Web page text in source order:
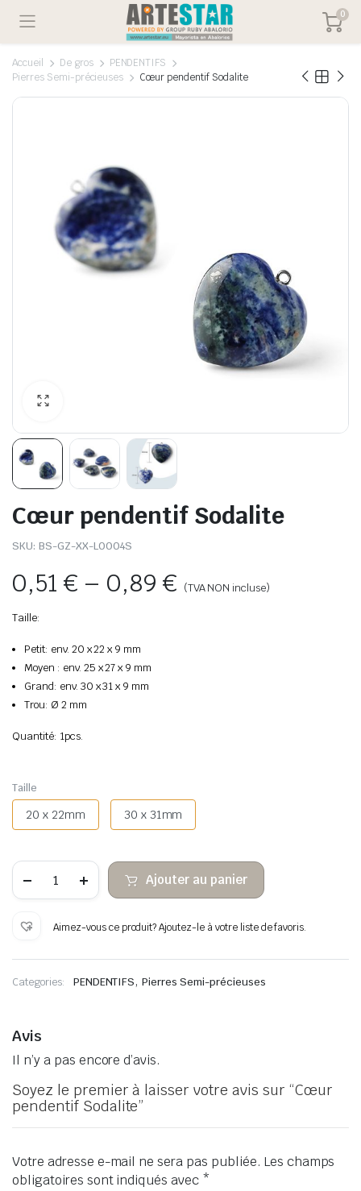
0
Accueil De gros
PENDENTIFS
Pierres Semi-précieuses
Cœur pendentif Sodalite
Cœur pendentif Sodalite
SKU: BS-GZ-XX-L0004S
0,51€ – 0,89€ (TVA NON incluse)
Taille:
Petit: env. 20 x 22 x 9 mm
Moyen : env. 25 x 27 x 9 mm
Grand: env. 30 x 31 x 9 mm
Trou: Ø 2 mm
Quantité: 1pcs.
Taille
20 x 22mm 30 x 31mm
Cœur
Sodalite
Ajouter au panier
Aimez-vous ce produit? Ajoutez-le à votre liste de favoris.
Categories: PENDENTIFS,Pierres Semi-précieuses
Avis
Il n’y a pas encore d’avis.
Soyez le premier à laisser votre avis sur “Cœur
pendentif Sodalite”
Votre adresse e-mail ne sera pas publiée. Les champs
obligatoires sont indiqués avec *